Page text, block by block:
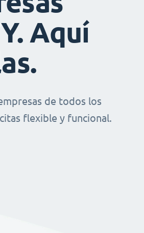
Aquí
de todos los
flexible y funcional.